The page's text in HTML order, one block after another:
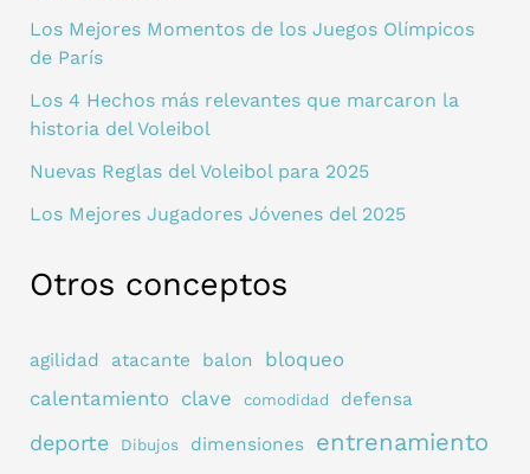
Los Mejores Momentos de los Juegos Olímpicos
de París
Los 4 Hechos más relevantes que marcaron la
historia del Voleibol
Nuevas Reglas del Voleibol para 2025
Los Mejores Jugadores Jóvenes del 2025
Otros conceptos
agilidad atacante balon
bloqueo
calentamiento clave comodidad defensa
deporte Dibujos dimensiones entrenamiento